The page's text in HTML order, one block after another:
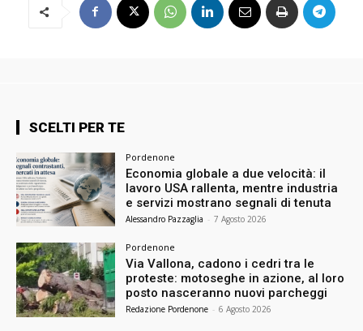
SCELTI PER TE
Pordenone
Economia globale a due velocità: il
lavoro USA rallenta, mentre industria
e servizi mostrano segnali di tenuta
Alessandro Pazzaglia - 7 Agosto 2026
Pordenone
Via Vallona, cadono i cedri tra le
proteste: motoseghe in azione, al loro
posto nasceranno nuovi parcheggi
Redazione Pordenone - 6 Agosto 2026